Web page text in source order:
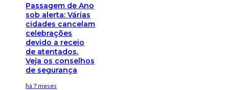
Passagem de Ano
sob alerta: Várias
cidades cancelam
celebrações
devido a receio
de atentados.
Veja os conselhos
de segurança
há 7 meses